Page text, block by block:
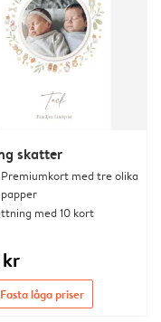
skatter
Premiumkort med tre olika
med 10 kort
Fasta låga priser